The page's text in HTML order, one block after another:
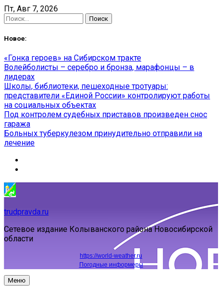
Skip
to
content
Пт, Авг 7, 2026
Найти:
Новое:
«Гонка героев» на Сибирском тракте
Волейболисты – серебро и бронза, марафонцы – в
лидерах
Школы, библиотеки, пешеходные тротуары:
представители «Единой России» контролируют работы
на социальных объектах
Под контролем судебных приставов произведен снос
гаража
Больных туберкулезом принудительно отправили на
лечение
trudpravda.ru
Сетевое издание Колыванского района Новосибирской
области
https://world-weather.ru
Погодные информеры
Меню